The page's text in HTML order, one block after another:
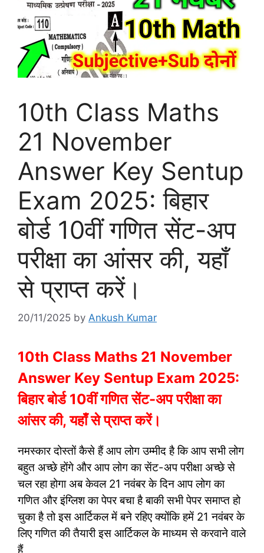
10th Class Maths
21 November
Answer Key Sentup
Exam 2025: बिहार
बोर्ड 10वीं गणित सेंट-अप
परीक्षा का आंसर की, यहाँ
से प्राप्त करें।
20/11/2025 by Ankush Kumar
10th Class Maths 21 November
Answer Key Sentup Exam 2025:
बिहार बोर्ड 10वीं गणित सेंट-अप परीक्षा का
आंसर की, यहाँ से प्राप्त करें।
नमस्कार दोस्तों कैसे हैं आप लोग उम्मीद है कि आप सभी लोग
बहुत अच्छे होंगे और आप लोग का सेंट-अप परीक्षा अच्छे से
चल रहा होगा अब केवल 21 नवंबर के दिन आप लोग का
गणित और इंग्लिश का पेपर बचा है बाकी सभी पेपर समाप्त हो
चुका है तो इस आर्टिकल में बने रहिए क्योंकि हमें 21 नवंबर के
लिए गणित की तैयारी इस आर्टिकल के माध्यम से करवाने वाले
हैं